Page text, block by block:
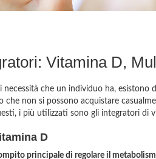
Vitamina D,
necessità che un individuo ha,
che non si possono acquistare
i più utilizzati sono gli integratori di
D
principale di regolare il